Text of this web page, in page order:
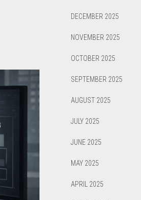
DECEMBER 2025
NOVEMBER 2025
OCTOBER 2025
SEPTEMBER 2025
AUGUST 2025
JULY 2025
JUNE 2025
MAY 2025
APRIL 2025